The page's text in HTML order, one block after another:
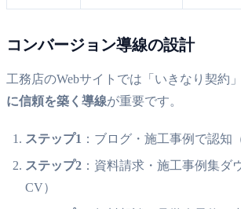
コンバージョン導線の設計
工務店のWebサイトでは「いきなり契約
に信頼を築く導線が重要です。
ステップ1 ：ブログ・施工事例で認知
ステップ2 ：資料請求・施工事例集ダ
CV）